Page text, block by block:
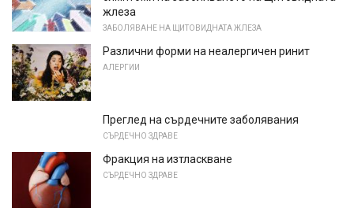
жлеза
ЗАБОЛЯВАНЕ НА ЩИТОВИДНАТА ЖЛЕЗА
Различни форми на неалергичен ринит
АЛЕРГИИ
Преглед на сърдечните заболявания
СЪРДЕЧНО ЗДРАВЕ
Фракция на изтласкване
СЪРДЕЧНО ЗДРАВЕ